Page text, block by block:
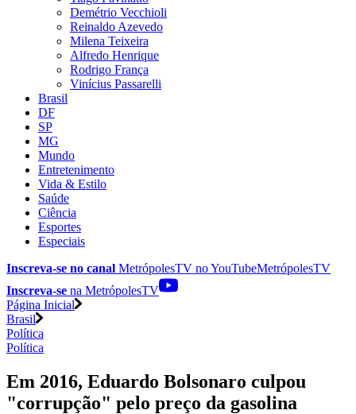
Demétrio Vecchioli
Reinaldo Azevedo
Milena Teixeira
Alfredo Henrique
Rodrigo França
Vinícius Passarelli
Brasil
DF
SP
MG
Mundo
Entretenimento
Vida & Estilo
Saúde
Ciência
Esportes
Especiais
Inscreva-se no canal MetrópolesTV noYouTubeMetrópolesTV
Inscreva-se na MetrópolesTV
Página Inicial
Brasil
Política
Política
Em 2016, Eduardo Bolsonaro culpou
"corrupção" pelo preço da gasolina